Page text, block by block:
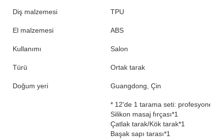
Diş malzemesi TPU
El malzemesi ABS
Kullanımı Salon
Türü Ortak tarak
Doğum yeri Guangdong, Çin
* 12'de 1 tarama seti: profesyonel
Silikon masaj fırçası*1
Çatlak tarak/Kök tarak*1
Başak sapı tarası*1